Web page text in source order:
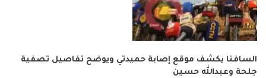
السافنا يكشف موقع إصابة حميدتي ويوضح تفاصيل تصفية
جلحة وعبدالله حسين